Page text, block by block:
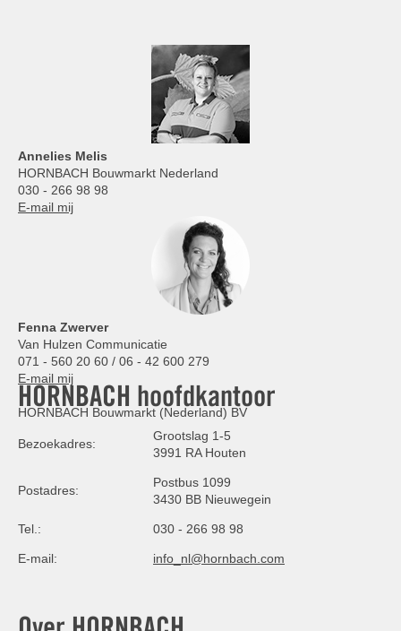
Annelies Melis
HORNBACH Bouwmarkt Nederland
030 - 266 98 98
E-mail mij
Fenna Zwerver
Van Hulzen Communicatie
071 - 560 20 60 / 06 - 42 600 279
E-mail mij
HORNBACH hoofdkantoor
HORNBACH Bouwmarkt (Nederland) BV
Bezoekadres:
Grootslag 1-5
3991 RA Houten
Postadres:
Postbus 1099
3430 BB Nieuwegein
Tel.: 030 - 266 98 98
E-mail: info_nl@hornbach.com